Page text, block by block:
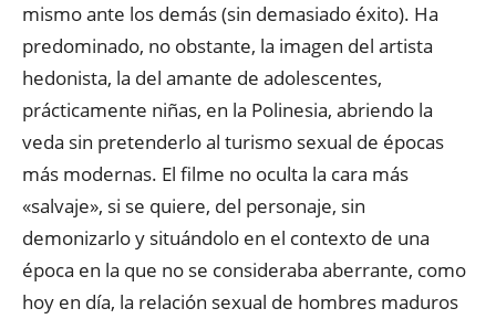
mismo ante los demás (sin demasiado éxito). Ha
predominado, no obstante, la imagen del artista
hedonista, la del amante de adolescentes,
prácticamente niñas, en la Polinesia, abriendo la
veda sin pretenderlo al turismo sexual de épocas
más modernas. El filme no oculta la cara más
«salvaje», si se quiere, del personaje, sin
demonizarlo y situándolo en el contexto de una
época en la que no se consideraba aberrante, como
hoy en día, la relación sexual de hombres maduros